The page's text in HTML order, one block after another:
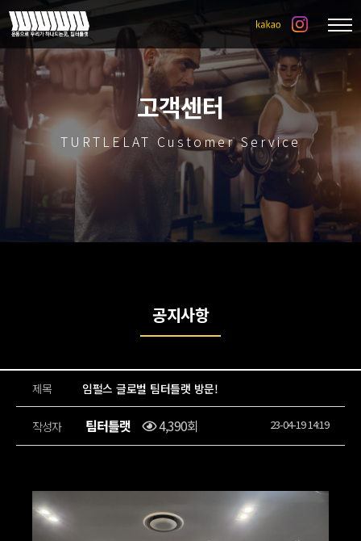
고객센터
TURTLELAT Customer Service
공지사항
제목 임펄스 글로벌 팀터틀랫 방문!
작성자 팀터틀랫 4,390회 23-04-19 14:19